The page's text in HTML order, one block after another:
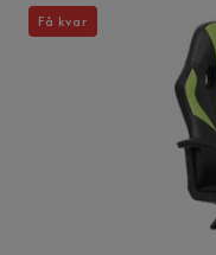
Få kvar